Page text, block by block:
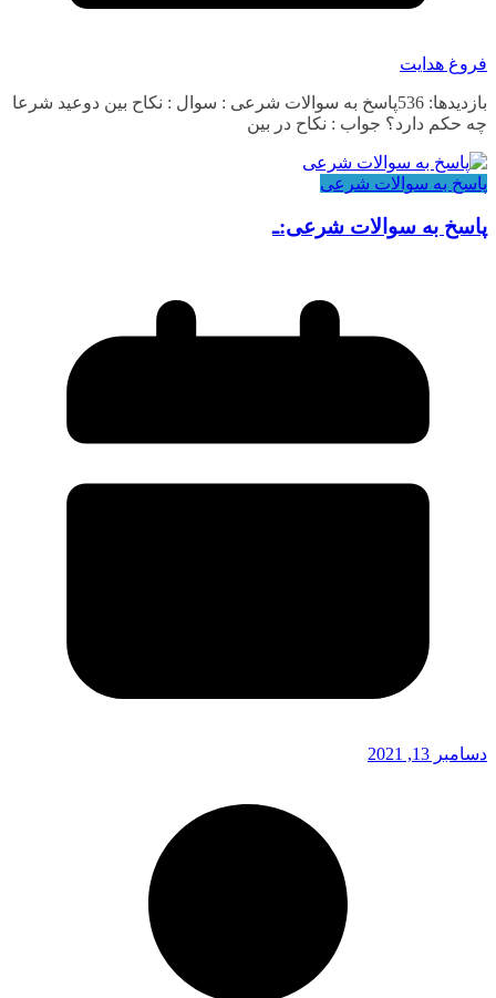
فروغ هدایت
بازدیدها: 536پاسخ به سوالات شرعی : سوال : نکاح بین دوعید شرعا
چه حکم دارد؟ جواب : نکاح در بین
پاسخ به سوالات شرعی
پاسخ به سوالات شرعی:ـ
دسامبر 13, 2021